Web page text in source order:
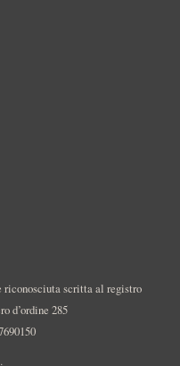
riconosciuta scritta al registro
d’ordine 285